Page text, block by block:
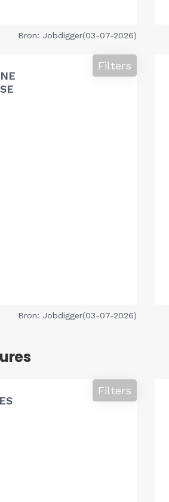
Bron: Jobdigger(03-07-2026)
Filters
Bron: Jobdigger(03-07-2026)
Filters